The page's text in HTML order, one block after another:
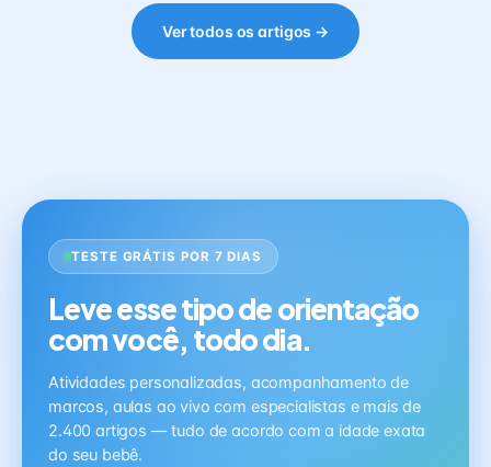
Ver todos os artigos →
TESTE GRÁTIS POR 7 DIAS
Leve esse tipo de orientação
com você, todo dia.
Atividades personalizadas, acompanhamento de
marcos, aulas ao vivo com especialistas e mais de
2.400 artigos — tudo de acordo com a idade exata
do seu bebê.